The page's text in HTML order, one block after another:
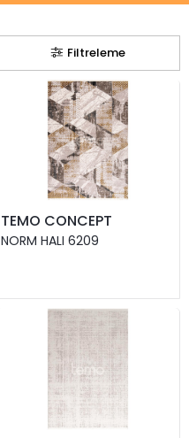
Filtreleme
TEMO CONCEPT
NORM HALI 6209